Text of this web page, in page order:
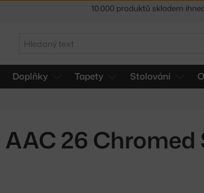
Hledat
Doplňky Tapety Stolování
AAC 26
Sleva 5 % pro odběratele